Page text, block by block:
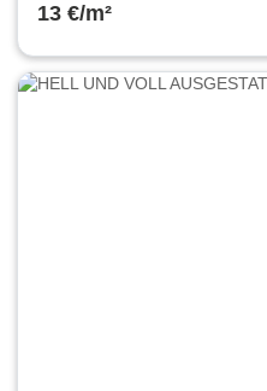
13 €/m²